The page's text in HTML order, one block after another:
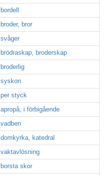
bordell
broder, bror
svåger
brödraskap, broderskap
broderlig
syskon
per styck
apropå, i förbigående
vadben
domkyrka, katedral
vaktavlösning
borsta skor